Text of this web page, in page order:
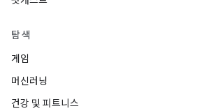
탐색
게임
머신러닝
건강 및 피트니스